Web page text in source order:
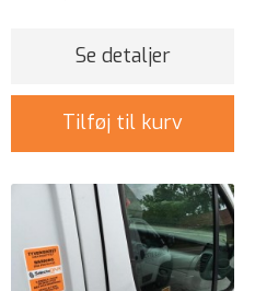
Se detaljer
Tilføj til kurv